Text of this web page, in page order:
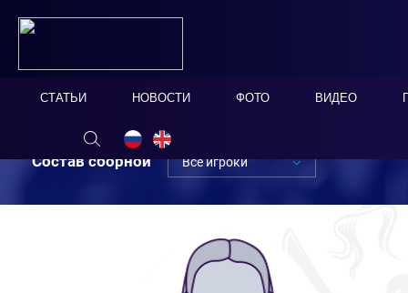
СТАТЬИ НОВОСТИ ФОТО ВИДЕО
Состав сборной Все игроки